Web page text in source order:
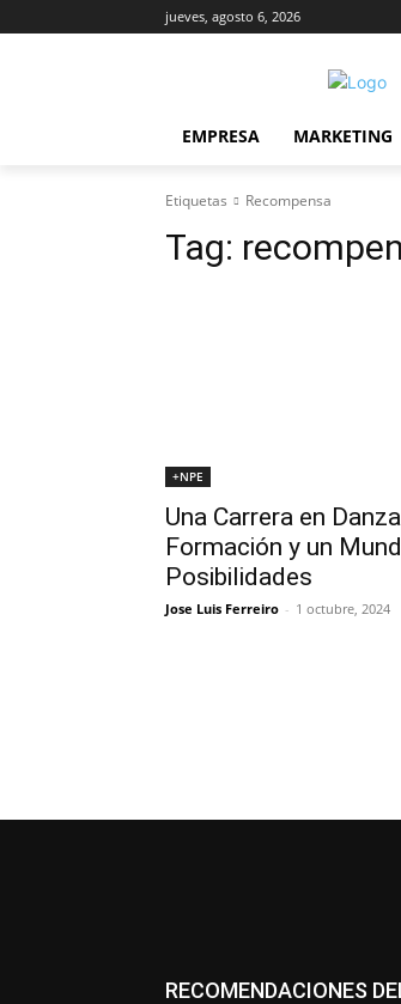
jueves, agosto 6, 2026
EMPRESA MARKETING
Etiquetas Recompensa
Tag:
+NPE
Una Carrera en
Formación y un
Posibilidades
Jose Luis Ferreiro - 1 octubre, 2024
RECOMENDACIONES